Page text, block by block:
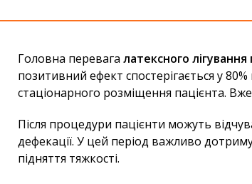
Головна перевага латексного
позитивний ефект спостерігається у
стаціонарного розміщення пацієнта.
Після процедури пацієнти можуть
дефекації. У цей період важливо
підняття тяжкості.